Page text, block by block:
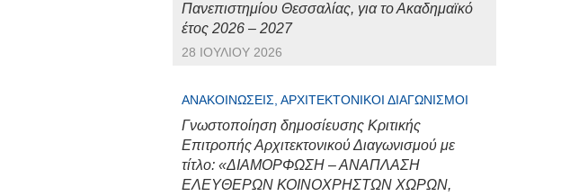
Πανεπιστημίου Θεσσαλίας, για το Ακαδημαϊκό
έτος 2026 – 2027
28 ΙΟΥΛΊΟΥ 2026
ΑΝΑΚΟΙΝΏΣΕΙΣ, ΑΡΧΙΤΕΚΤΟΝΙΚΟΊ ΔΙΑΓΩΝΙΣΜΟΊ
Γνωστοποίηση δημοσίευσης Κριτικής
Επιτροπής Αρχιτεκτονικού Διαγωνισμού με
τίτλο: «ΔΙΑΜΟΡΦΩΣΗ – ΑΝΑΠΛΑΣΗ
ΕΛΕΥΘΕΡΩΝ ΚΟΙΝΟΧΡΗΣΤΩΝ ΧΩΡΩΝ,